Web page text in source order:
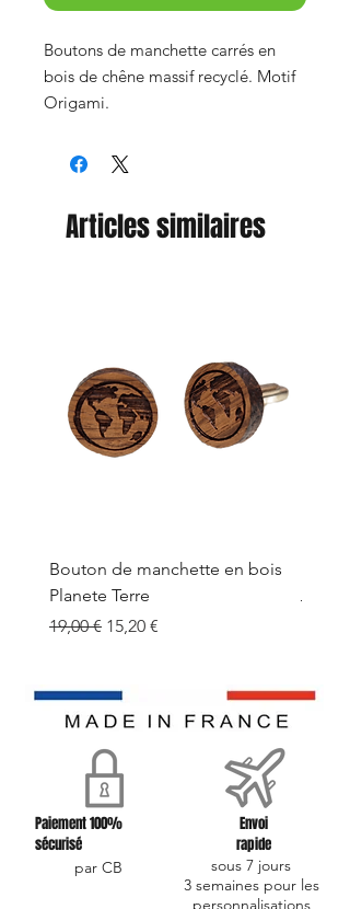
Boutons de manchette carrés en
bois de chêne massif recyclé. Motif
Origami.
Articles similaires
Bouton de manchette en bois
Planete Terre
Prix original
19,00 € Prix promotionnel
15,20 €
Prix
19,00 €
Paiement 100%
sécurisé
par CB
Envoi
rapide
sous 7 jours
3 semaines pour les
personnalisations